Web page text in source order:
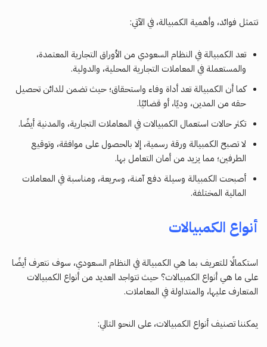
تتمثل فوائد، وأهمية الكمبيالة، في الآتي:
تعد الكمبيالة في النظام السعودي من الأوراق التجارية المعتمدة،
والمستعملة في المعاملات التجارية المحلية، والدولية.
كما أن الكمبيالة تعد أداة وفاء واستحقاق؛ حيث تضمن للدائن تحصيل
حقه من المدين، وديًا، أو قضائيًا.
تكثر حالات استعمال الكمبيالات في المعاملات التجارية، والمدنية أيضًا.
لا تصبح الكمبيالة ورقة رسمية، إلا بالحصول على موافقة، وتوقيع
الطرفين؛ مما يزيد من أمان التعامل بها.
أصبحت الكمبيالة وسيلة دفع آمنة، وسريعة، ومناسبة في المعاملات
المالية المختلفة.
أنواع الكمبيالات
استكمالًا للتعريف بما هي الكمبيالة في النظام السعودي، سوف نتعرف أيضًا
على ما هي أنواع الكمبيالات؟ حيث تتواجد العديد من أنواع الكمبيالات
المتعارف عليها، والمتداولة في المعاملات.
يمكننا تصنيف أنواع الكمبيالات، على النحو التالي: